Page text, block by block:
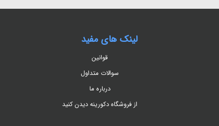
لینک های مفید
قوانین
سوالات متداول
درباره ما
از فروشگاه دکورینه دیدن کنید